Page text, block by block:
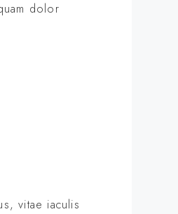
dolor
vitae iaculis